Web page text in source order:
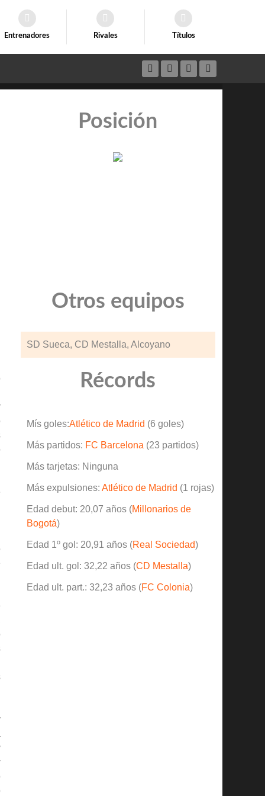
Entrenadores Rivales Títulos
Posición
Otros equipos
SD Sueca, CD Mestalla, Alcoyano
Récords
Mís goles:Atlético de Madrid (6 goles)
Más partidos: FC Barcelona (23 partidos)
Más tarjetas: Ninguna
Más expulsiones: Atlético de Madrid (1 rojas)
Edad debut: 20,07 años (Millonarios de
Bogotá)
Edad 1º gol: 20,91 años (Real Sociedad)
Edad ult. gol: 32,22 años (CD Mestalla)
Edad ult. part.: 32,23 años (FC Colonia)